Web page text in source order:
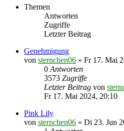
Themen
Antworten
Zugriffe
Letzter Beitrag
Genehmigung
von sternchen06 » Fr 17. Mai
0 Antworten
3573 Zugriffe
Letzter Beitrag von
Fr 17. Mai 2024, 20:10
Pink Lily
von sternchen06 » Di 23. Jun